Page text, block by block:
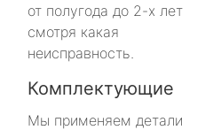
от полугода до 2-х лет
смотря какая
неисправность.
Комплектующие
Мы применяем детали